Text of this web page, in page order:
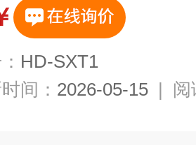
HD-SXT1
间： 2026-05-15 | 阅